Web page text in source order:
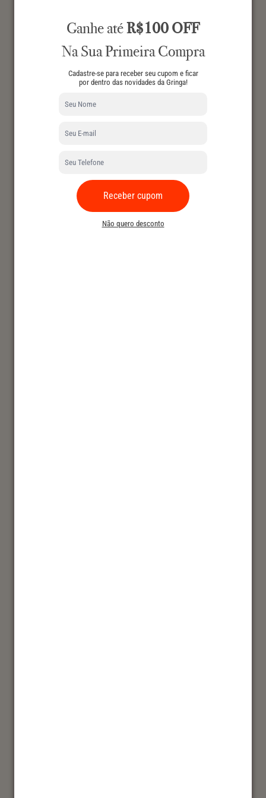
Ganhe atéR$100 OFF
Na Sua Primeira Compra
Cadastre-se para receber seu cupom e ficar
por dentro das novidades da Gringa!
Receber cupom
Não quero desconto